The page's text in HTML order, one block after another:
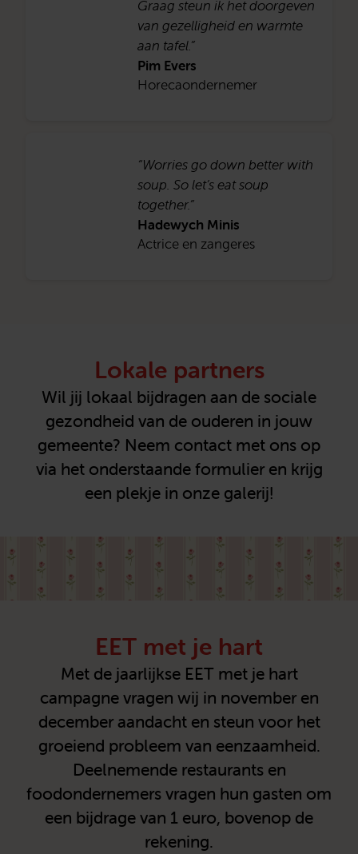
Graag steun ik het doorgeven
van gezelligheid en warmte
aan tafel.”
Pim Evers
Horecaondernemer
“Worries go down better with
soup. So let’s eat soup
together.”
Hadewych Minis
Actrice en zangeres
Lokale partners
Wil jij lokaal bijdragen aan de sociale
gezondheid van de ouderen in jouw
gemeente? Neem contact met ons op
via het onderstaande formulier en krijg
een plekje in onze galerij!
EET met je hart
Met de jaarlijkse EET met je hart
campagne vragen wij in november en
december aandacht en steun voor het
groeiend probleem van eenzaamheid.
Deelnemende restaurants en
foodondernemers vragen hun gasten om
een bijdrage van 1 euro, bovenop de
rekening.